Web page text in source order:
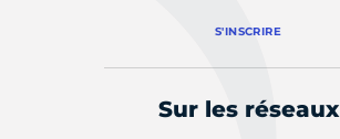
S'INSCRIRE
Sur les réseaux